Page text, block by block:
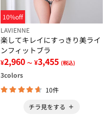
10%off
LAVIENNE
楽してキレイにすっきり美ライ
ンフィットブラ
¥2,960 ～ ¥3,455 (税込)
3colors
10件
チラ見をする